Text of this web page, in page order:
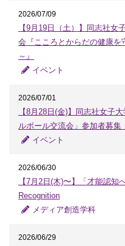
2026/07/09
【9月19日（土）】同志社
会『こころとからだの健康
～』
イベント
2026/07/01
【8月28日(金)】同志社女子
ルボール交流会」参加者募集
イベント
2026/06/30
【7月2日(木)〜】「才能認
Recognition
メディア創造学科
2026/06/29